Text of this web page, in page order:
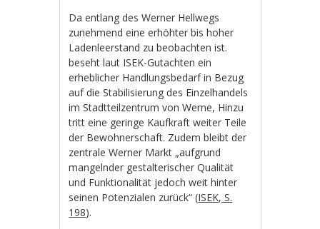
Da entlang des Werner Hellwegs
zunehmend eine erhöhter bis hoher
Ladenleerstand zu beobachten ist.
beseht laut ISEK-Gutachten ein
erheblicher Handlungsbedarf in Bezug
auf die Stabilisierung des Einzelhandels
im Stadtteilzentrum von Werne, Hinzu
tritt eine geringe Kaufkraft weiter Teile
der Bewohnerschaft. Zudem bleibt der
zentrale Werner Markt „aufgrund
mangelnder gestalterischer Qualität
und Funktionalität jedoch weit hinter
seinen Potenzialen zurück“ (ISEK, S.
198).